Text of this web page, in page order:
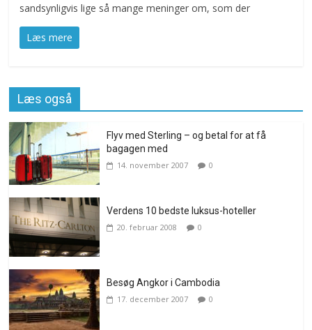
sandsynligvis lige så mange meninger om, som der
Læs mere
Læs også
Flyv med Sterling – og betal for at få
bagagen med
14. november 2007 0
Verdens 10 bedste luksus-hoteller
20. februar 2008 0
Besøg Angkor i Cambodia
17. december 2007 0